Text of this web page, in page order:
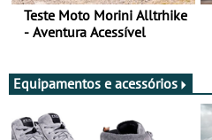
Teste Moto Morini Alltrhike
- Aventura Acessível
Equipamentos e acessórios